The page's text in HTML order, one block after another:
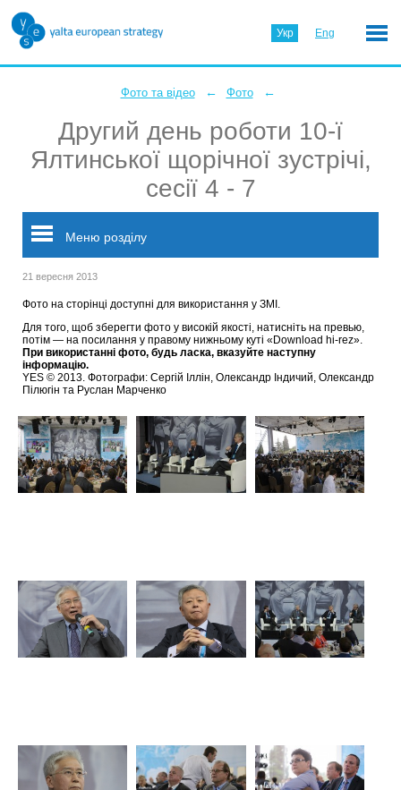
Укр Eng
Фото та відео ← Фото ←
Другий день роботи 10-ї
Ялтинської щорічної зустрічі,
сесії 4 - 7
Меню розділу
21 вересня 2013
Фото на сторінці доступні для використання у ЗМІ.
Для того, щоб зберегти фото у високій якості, натисніть на превью,
потім — на посилання у правому нижньому куті «Download hi-rez».
При використанні фото, будь ласка, вказуйте наступну
інформацію.
YES © 2013. Фотографи: Сергій Іллін, Олександр Індичий, Олександр
Пілюгін та Руслан Марченко